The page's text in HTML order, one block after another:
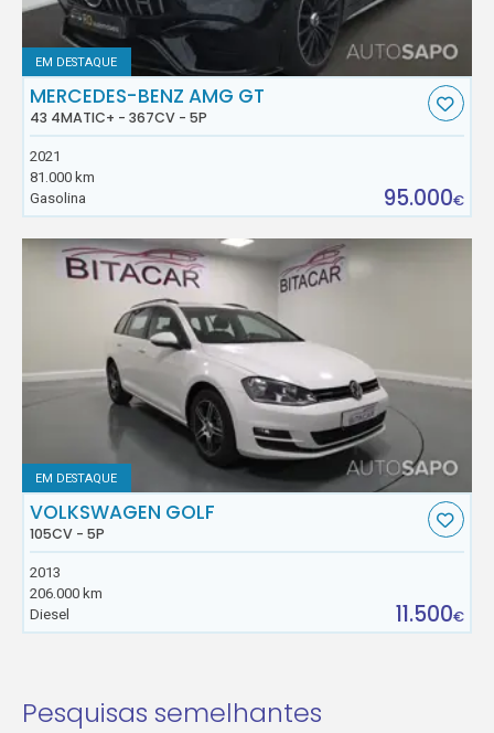
EM DESTAQUE
MERCEDES-BENZ AMG GT
43 4MATIC+ - 367CV - 5P
2021
81.000 km
Gasolina
95.000€
EM DESTAQUE
VOLKSWAGEN GOLF
105CV - 5P
2013
206.000 km
Diesel
11.500€
Pesquisas semelhantes